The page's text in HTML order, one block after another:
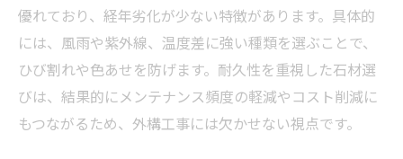
優れており、経年劣化が少ない特徴があります。具体的
には、風雨や紫外線、温度差に強い種類を選ぶことで、
ひび割れや色あせを防げます。耐久性を重視した石材選
びは、結果的にメンテナンス頻度の軽減やコスト削減に
もつながるため、外構工事には欠かせない視点です。